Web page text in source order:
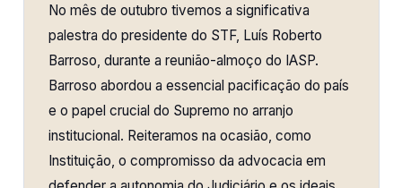
No mês de outubro tivemos a significativa
palestra do presidente do STF, Luís Roberto
Barroso, durante a reunião-almoço do IASP.
Barroso abordou a essencial pacificação do país
e o papel crucial do Supremo no arranjo
institucional. Reiteramos na ocasião, como
Instituição, o compromisso da advocacia em